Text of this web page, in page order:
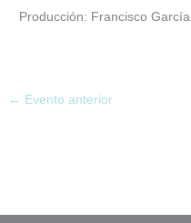
Producción: Francisco
← Evento anterior